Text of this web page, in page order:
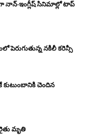
నాన్-ఇంగ్లీష్ సినిమాల్లో టాప్
పెరుగుతున్న నకిలీ కరెన్సీ
కుటుంబానికి చెందిన
మృతి